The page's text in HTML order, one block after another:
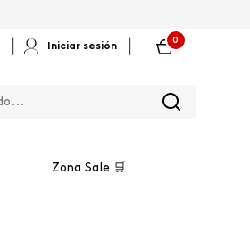
Iniciar sesión
0
Zona Sale 🛒